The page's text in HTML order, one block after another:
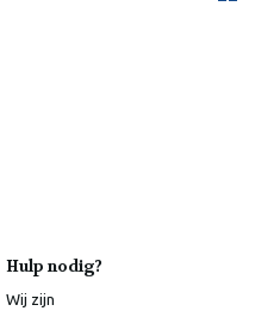
Hulp nodig?
Wij zijn